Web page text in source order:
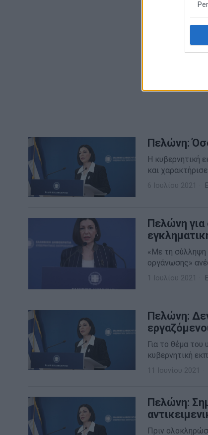
Πελώνη:
Η κυβερνητική
και
6 Ιουλίου 2021
Πελώνη
«Με τη σύλληψη
οργάνωσης»
1 Ιουλίου 2021
Πελώνη:
Για το θέμα
κυβερνητική
11 Ιουνίου 2021
Πελώνη:
Πριν